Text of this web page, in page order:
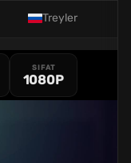
Treyler
SIFAT
1080P